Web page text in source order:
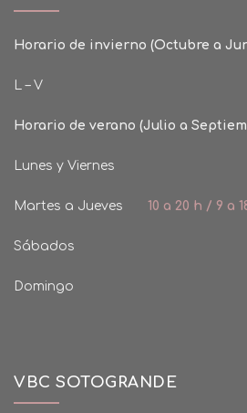
Horario de invierno (Octubre a
L – V
Horario de verano (Julio a
Lunes y Viernes
Martes a Jueves 10 a 20 h / 9 a
Sábados
Domingo
VBC SOTOGRANDE